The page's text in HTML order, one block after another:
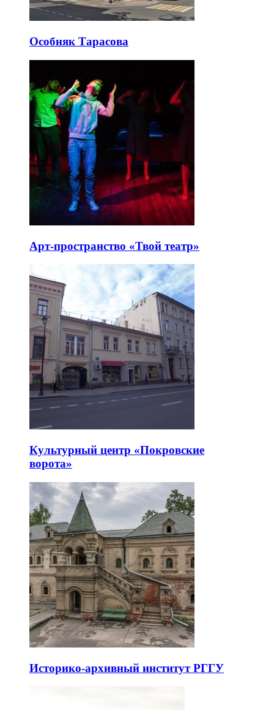
Особняк Тарасова
Арт-пространство «Твой театр»
Культурный центр «Покровские
ворота»
Историко-архивный институт РГГУ